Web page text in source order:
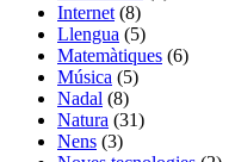
Internet (8)
Llengua (5)
Matemàtiques (6)
Música (5)
Nadal (8)
Natura (31)
Nens (3)